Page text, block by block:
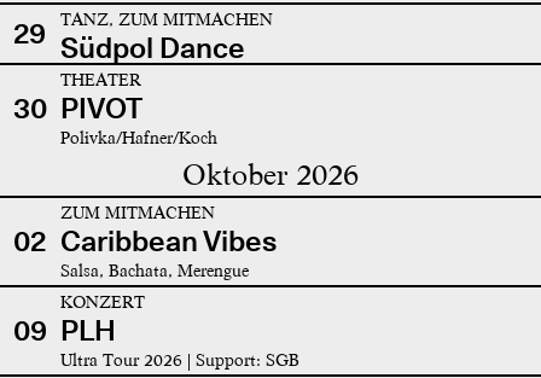
29 TANZ, ZUM MITMACHEN
Südpol Dance
30
THEATER
PIVOT
Polivka/Hafner/Koch
Oktober 2026
02
ZUM MITMACHEN
Caribbean Vibes
Salsa, Bachata, Merengue
09
KONZERT
PLH
Ultra Tour 2026 | Support: SGB